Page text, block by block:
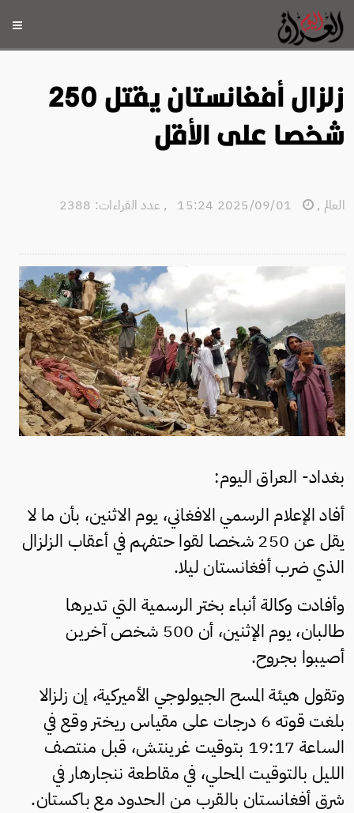
زلزال أفغانستان يقتل 250
شخصا على الأقل
العالم ,
, عدد القراءات: 2388
بغداد- العراق اليوم:
أفاد الإعلام الرسمي الافغاني، يوم الاثنين، بأن ما لا
يقل عن 250 شخصا لقوا حتفهم في أعقاب الزلزال
الذي ضرب أفغانستان ليلا.
وأفادت وكالة أنباء بختر الرسمية التي تديرها
طالبان، يوم الإثنين، أن 500 شخص آخرين
أصيبوا بجروح.
وتقول هيئة المسح الجيولوجي الأميركية، إن زلزالا
بلغت قوته 6 درجات على مقياس ريختر وقع في
الساعة 19:17 بتوقيت غرينتش، قبل منتصف
الليل بالتوقيت المحلي، في مقاطعة ننجارهار في
شرق أفغانستان بالقرب من الحدود مع باكستان.